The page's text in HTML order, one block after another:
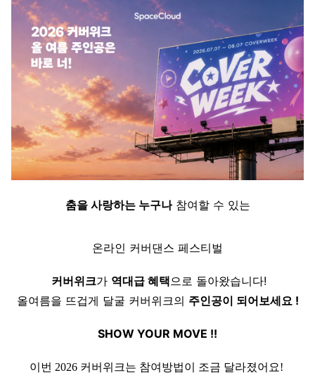
춤을 사랑하는 누구나참여할 수 있는
온라인 커버댄스 페스티벌
커버위크가 역대급 혜택으로 돌아왔습니다!
올여름을 뜨겁게 달굴 커버위크의 주인공이 되어보세요 !
SHOW YOUR MOVE !!
이번 2026 커버위크는 참여방법이 조금 달라졌어요!